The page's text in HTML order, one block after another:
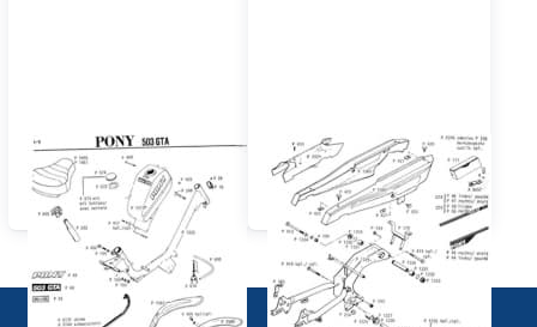
Rahmen - Tank -
Auspuff - Sattel -
Schutzblech v.
Schwinge -
Seitenschützer -
Tretwelle - Ständer